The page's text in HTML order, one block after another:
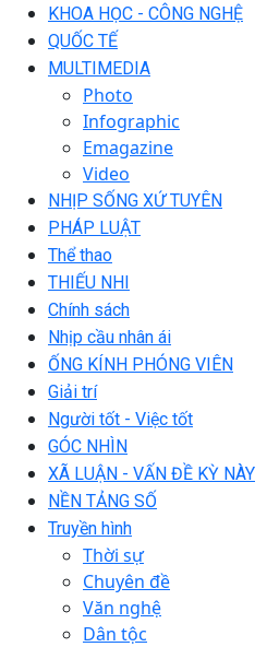
KHOA HỌC - CÔNG NGHỆ
QUỐC TẾ
MULTIMEDIA
Photo
Infographic
Emagazine
Video
NHỊP SỐNG XỨ TUYÊN
PHÁP LUẬT
Thể thao
THIẾU NHI
Chính sách
Nhịp cầu nhân ái
ỐNG KÍNH PHÓNG VIÊN
Giải trí
Người tốt - Việc tốt
GÓC NHÌN
XÃ LUẬN - VẤN ĐỀ KỲ NÀY
NỀN TẢNG SỐ
Truyền hình
Thời sự
Chuyên đề
Văn nghệ
Dân tộc